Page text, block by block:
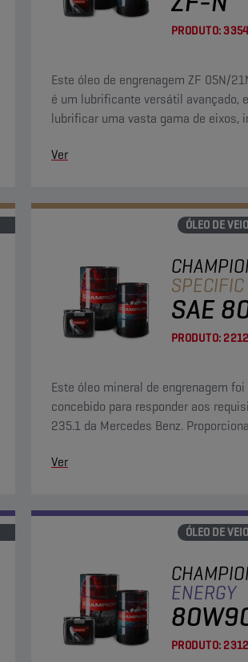
PRODUTO:3354
Este óleo de engrenagem ZF 05N/
é um lubrificante versátil avançado,
lubrificar uma vasta gama de eixos,
engrenagens hióides.
Ver
ÓLEO DE
SPECIFIC
SAE
PRODUTO:2212
Este óleo mineral de engrenagem
concebido para responder aos
235.1 da Mercedes Benz.
condições extremas.
Ver
ÓLEO DE
ENERGY
PRODUTO:2312